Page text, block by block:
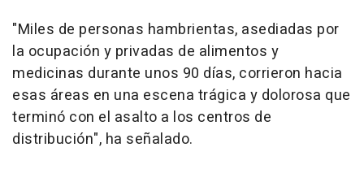
"Miles de personas hambrientas, asediadas por
la ocupación y privadas de alimentos y
medicinas durante unos 90 días, corrieron hacia
esas áreas en una escena trágica y dolorosa que
terminó con el asalto a los centros de
distribución", ha señalado.